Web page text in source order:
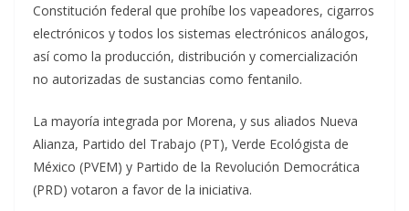
Constitución federal que prohíbe los vapeadores, cigarros
electrónicos y todos los sistemas electrónicos análogos,
así como la producción, distribución y comercialización
no autorizadas de sustancias como fentanilo.
La mayoría integrada por Morena, y sus aliados Nueva
Alianza, Partido del Trabajo (PT), Verde Ecológista de
México (PVEM) y Partido de la Revolución Democrática
(PRD) votaron a favor de la iniciativa.